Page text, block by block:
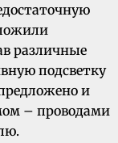
различные
подсветку
и
– проводами